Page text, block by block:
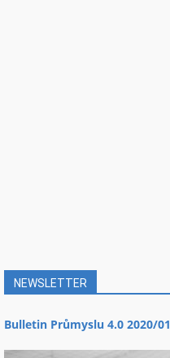
NEWSLETTER
Bulletin Průmyslu 4.0 2020/01